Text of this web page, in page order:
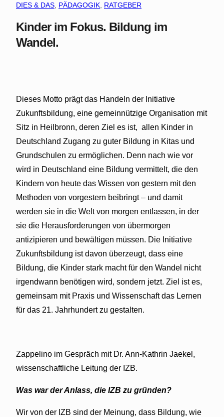
DIES & DAS PÄDAGOGIK RATGEBER
Kinder im Fokus. Bildung im
Wandel.
Dieses Motto prägt das Handeln der Initiative
Zukunftsbildung, eine gemeinnützige Organisation mit
Sitz in Heilbronn, deren Ziel es ist, allen Kinder in
Deutschland Zugang zu guter Bildung in Kitas und
Grundschulen zu ermöglichen. Denn nach wie vor
wird in Deutschland eine Bildung vermittelt, die den
Kindern von heute das Wissen von gestern mit den
Methoden von vorgestern beibringt – und damit
werden sie in die Welt von morgen entlassen, in der
sie die Herausforderungen von übermorgen
antizipieren und bewältigen müssen. Die Initiative
Zukunftsbildung ist davon überzeugt, dass eine
Bildung, die Kinder stark macht für den Wandel nicht
irgendwann benötigen wird, sondern jetzt. Ziel ist es,
gemeinsam mit Praxis und Wissenschaft das Lernen
für das 21. Jahrhundert zu gestalten.
Zappelino im Gespräch mit Dr. Ann-Kathrin Jaekel,
wissenschaftliche Leitung der IZB.
Was war der Anlass, die IZB zu gründen?
Wir von der IZB sind der Meinung, dass Bildung, wie